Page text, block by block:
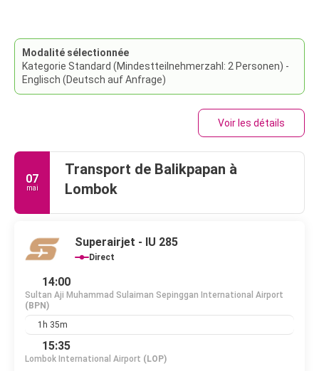
Modalité sélectionnée
Kategorie Standard (Mindestteilnehmerzahl: 2 Personen) -
Englisch (Deutsch auf Anfrage)
Voir les détails
07
mai
Transport de Balikpapan à
Lombok
Superairjet - IU 285
Direct
14:00
Sultan Aji Muhammad Sulaiman Sepinggan International Airport
(BPN)
1h 35m
15:35
Lombok International Airport (LOP)